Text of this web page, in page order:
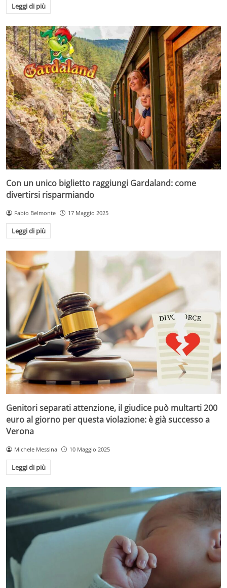
Leggi di più
Con un unico biglietto raggiungi Gardaland: come
divertirsi risparmiando
Fabio Belmonte 17 Maggio 2025
Leggi di più
Genitori separati attenzione, il giudice può multarti 200
euro al giorno per questa violazione: è già successo a
Verona
Michele Messina 10 Maggio 2025
Leggi di più